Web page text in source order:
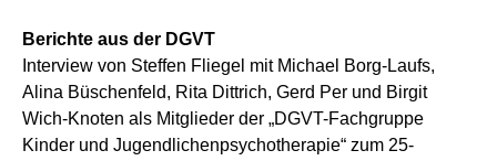
Berichte aus der DGVT
Interview von Steffen Fliegel mit Michael Borg-Laufs,
Alina Büschenfeld, Rita Dittrich, Gerd Per und Birgit
Wich-Knoten als Mitglieder der „DGVT-Fachgruppe
Kinder und Jugendlichenpsychotherapie“ zum 25-